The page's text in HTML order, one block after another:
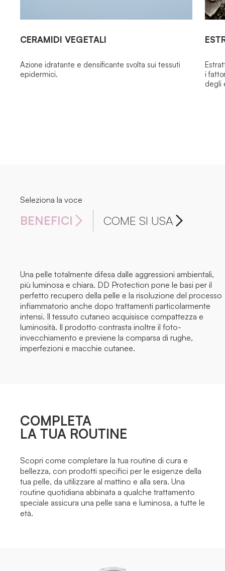
CERAMIDI VEGETALI
Azione idratante e densificante svolta sui tessuti
epidermici.
i
degli
Seleziona la voce
BENEFICI COME SI USA
Una pelle totalmente difesa dalle aggressioni ambientali,
più luminosa e chiara. DD Protection pone le basi per il
perfetto recupero della pelle e la risoluzione del processo
infiammatorio anche dopo trattamenti particolarmente
intensi. Il tessuto cutaneo acquisisce compattezza e
luminosità. Il prodotto contrasta inoltre il foto-
invecchiamento e previene la comparsa di rughe,
imperfezioni e macchie cutanee.
COMPLETA
LA TUA ROUTINE
Scopri come completare la tua routine di cura e
bellezza, con prodotti specifici per le esigenze della
tua pelle, da utilizzare al mattino e alla sera. Una
routine quotidiana abbinata a qualche trattamento
speciale assicura una pelle sana e luminosa, a tutte le
età.